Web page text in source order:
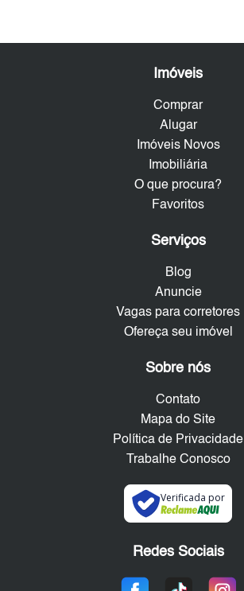
Imóveis
Comprar
Alugar
Imóveis Novos
Imobiliária
O que procura?
Favoritos
Serviços
Blog
Anuncie
Vagas para corretores
Ofereça seu imóvel
Sobre nós
Contato
Mapa do Site
Política de Privacidade
Trabalhe Conosco
Verificada por
Redes Sociais